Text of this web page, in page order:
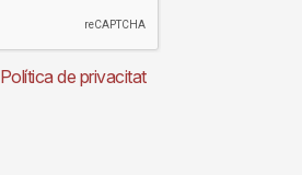
Política de privacitat